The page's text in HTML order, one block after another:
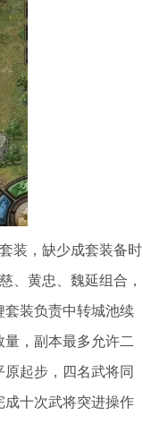
装，缺少成套装备时
、黄忠、魏延组合，
套装负责中转城池续
，副本最多允许二
起步，四名武将同
成十次武将突进操作